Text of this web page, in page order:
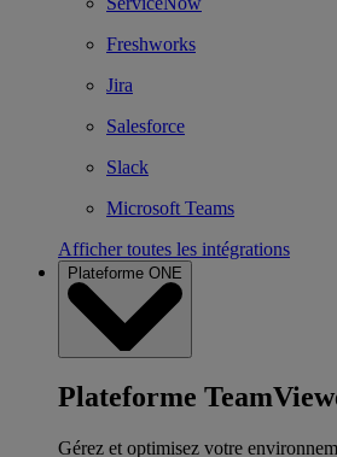
Freshworks
Jira
Salesforce
Slack
Microsoft Teams
Afficher toutes les intégrations
Plateforme ONE
Plateforme
Gérez et optimisez votre